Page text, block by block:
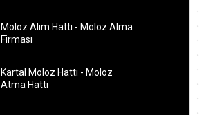
Moloz Alım Hattı - Moloz Alma
Firması
Kartal Moloz Hattı - Moloz
Atma Hattı